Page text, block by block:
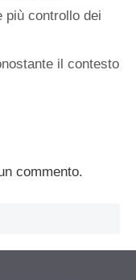
più controllo dei
il contesto
commento.